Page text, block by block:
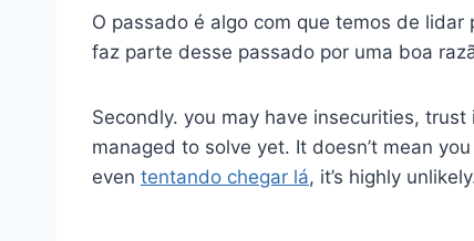
O passado é algo com que temos de
faz parte desse passado por uma boa
Secondly. you may have insecurities,
managed to solve yet. It doesn’t mean
even tentando chegar lá, it’s highly